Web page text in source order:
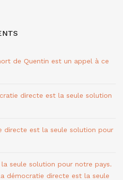
de Quentin est un appel à ce
directe est la seule solution
directe est la seule solution pour
seule solution pour notre pays.
démocratie directe est la seule